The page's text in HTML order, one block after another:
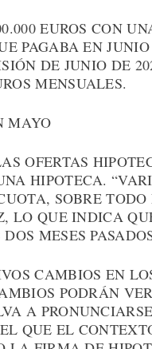
EUROS CON
PAGABA EN
DE JUNIO DE
MENSUALES.
MAYO
OFERTAS
HIPOTECA.
SOBRE
LO QUE INDICA
MESES
CAMBIOS EN
PODRÁN
A
QUE EL